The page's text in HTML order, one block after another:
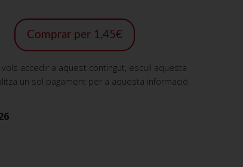
Comprar per 1,45€
accedir a aquest contingut, escull aquesta
un sol pagament per a aquesta informació.